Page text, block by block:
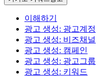
이해하기
광고 생성: 광고계정
광고 생성: 비즈채널
광고 생성: 캠페인
광고 생성: 광고그룹
광고 생성: 키워드